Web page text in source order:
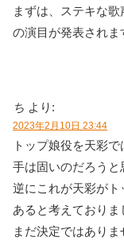
まずは、ステキな
の演目が発表されま
ち より:
2023年2月10日 23:44
トップ娘役を天彩
手は固いのだろうと
逆にこれが天彩が
あると考えておりま
まだ決定ではあり